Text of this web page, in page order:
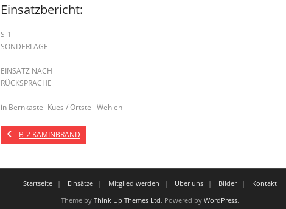
Einsatzbericht:
S-1
SONDERLAGE
EINSATZ NACH
RÜCKSPRACHE
in Bernkastel-Kues / Ortsteil Wehlen
B-2 KAMINBRAND
Startseite Einsätze Mitglied werden Über uns Bilder
Kontakt
Theme by Think Up Themes Ltd. Powered by WordPress.